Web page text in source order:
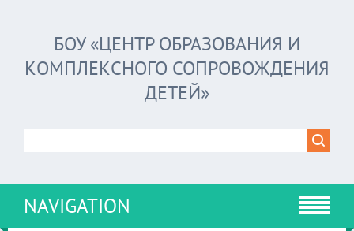
БОУ «ЦЕНТР ОБРАЗОВАНИЯ И
КОМПЛЕКСНОГО СОПРОВОЖДЕНИЯ
ДЕТЕЙ»
NAVIGATION